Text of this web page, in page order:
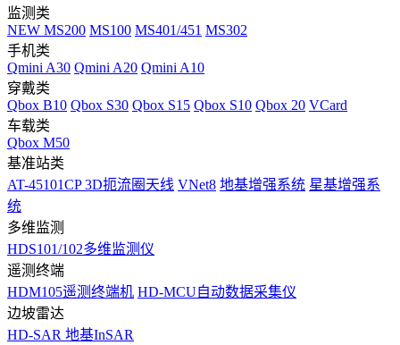
监测类
NEW MS200 MS100 MS401/451 MS302
手机类
Qmini A30 Qmini A20 Qmini A10
穿戴类
Qbox B10 Qbox S30 Qbox S15 Qbox S10 Qbox 20 VCard
车载类
Qbox M50
基准站类
AT-45101CP 3D扼流圈天线 VNet8 地基增强系统 星基增强系
统
多维监测
HDS101/102多维监测仪
遥测终端
HDM105遥测终端机 HD-MCU自动数据采集仪
边坡雷达
HD-SAR 地基InSAR